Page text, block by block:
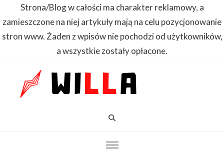
Strona/Blog w całości ma charakter reklamowy, a
zamieszczone na niej artykuły mają na celu pozycjonowanie
stron www. Żaden z wpisów nie pochodzi od użytkowników,
a wszystkie zostały opłacone.